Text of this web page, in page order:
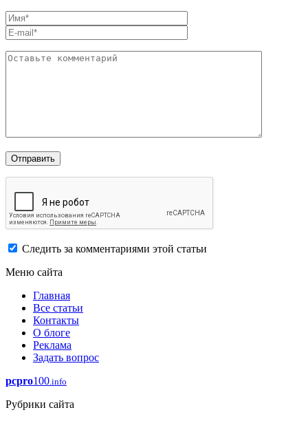
Следить за комментариями этой статьи
Меню сайта
Главная
Все статьи
Контакты
О блоге
Реклама
Задать вопрос
pcpro100.info
Рубрики сайта